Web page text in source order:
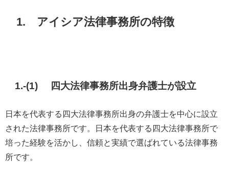
1. アイシア法律事務所の特徴
1.-(1) 四大法律事務所出身弁護士が設立
日本を代表する四大法律事務所出身の弁護士を中心に設立
された法律事務所です。日本を代表する四大法律事務所で
培った経験を活かし、信頼と実績で選ばれている法律事務
所です。